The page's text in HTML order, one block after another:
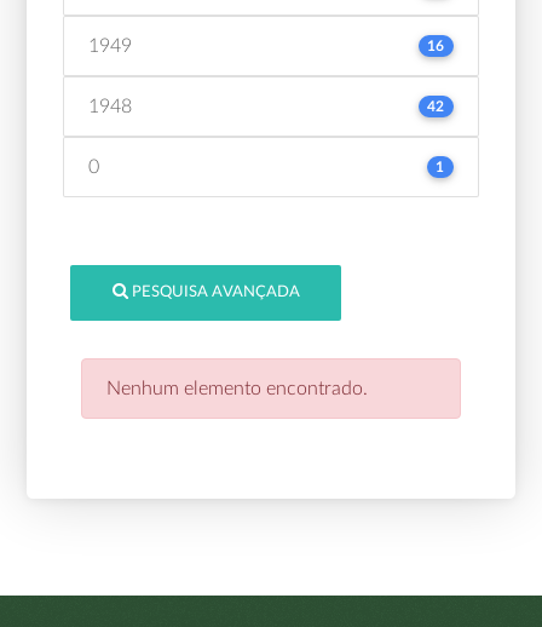
1949 16
1948 42
0 1
PESQUISA AVANÇADA
Nenhum elemento encontrado.